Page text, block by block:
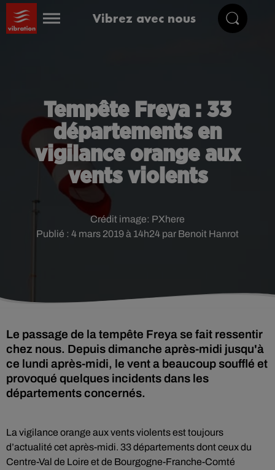
Vibrez avec nous
Tempête Freya : 33
départements en
vigilance orange aux
vents violents
Publié : 4 mars 2019 à 14h24 par Benoit Hanrot
Crédit image: PXhere
Le passage de la tempête Freya se fait ressentir
chez nous. Depuis dimanche après-midi jusqu'à
ce lundi après-midi, le vent a beaucoup soufflé et
provoqué quelques incidents dans les
départements concernés.
La vigilance orange aux vents violents est toujours
d’actualité cet après-midi. 33 départements dont ceux du
Centre-Val de Loire et de Bourgogne-Franche-Comté